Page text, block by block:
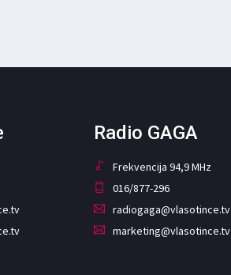
Radio GAGA
Frekvencija 94,9 MHz
016/877-296
radiogaga@vlasotince.tv
marketing@vlasotince.tv